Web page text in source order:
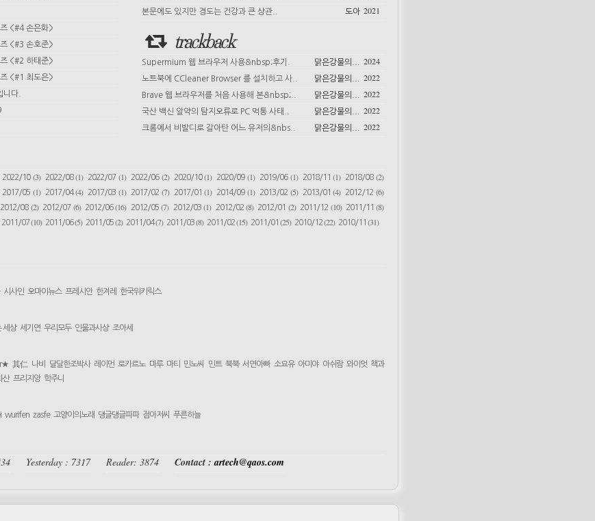
<#4 손은화>
<#3 손호준>
<#2 하태준>
<#1 최도은>
니다.
본문에도 있지만 경도는 건강과 큰 상관..
2021
도아
trackback
Supermium 웹 브라우저 사용&nbsp;후기. 2024
맑은강물의...
노트북에 CCleaner Browser 를 설치하고 사..
2022
맑은강물의...
Brave 웹 브라우저를 처음 사용해 본&nbsp;..
2022
맑은강물의...
국산 백신 알약의 탐지오류로 PC 먹통 사태..
2022
맑은강물의...
크롬에서 비발디로 갈아탄 어느 유저의&nbs..
2022
맑은강물의...
2022/10 (3) 2022/08(1) 2022/07(1) 2022/06 (2) 2020/10(1) 2020/09(1) 2019/06 (1) 2018/11(1) 2018/08(2)
2017/05 (1) 2017/04(4) 2017/03(1) 2017/02 (7) 2017/01(1) 2014/09(1) 2013/02 (5) 2013/01(4) 2012/12(6)
2012/08 (2) 2012/07 (6) 2012/06(16) 2012/05(7) 2012/03(1) 2012/02 (8) 2012/01 (2) 2011/12 (10) 2011/11(8)
2011/07(10) 2011/06(5) 2011/05(2) 2011/04(7) 2011/03(8) 2011/02(15) 2011/01 (25) 2010/12(22) 2010/11 (31)
시사인 오마이뉴스 프레시안 한겨레 한국위키릭스
세상 세기연 우리모두 인물과사상 조아세
其仁 나비 달달한조박사 레이먼 로카르노 마루 마티 민노씨 민트 북북 서연아빠 소요유 아미야 아쉬람 와이엇 책과
산 프리지앙 학주니
wurifen zasfe 고양이의노래 댕글댕글파파 점아저씨 푸른하늘
Yesterday : 7317 Reader: 3874 Contact :artech@qaos.com